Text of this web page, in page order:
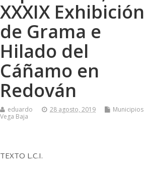
XXXIX Exhibición
de Grama e
Hilado del
Cáñamo en
Redován
eduardo 28 agosto, 2019
Municipios
Vega Baja
TEXTO L.C.I.